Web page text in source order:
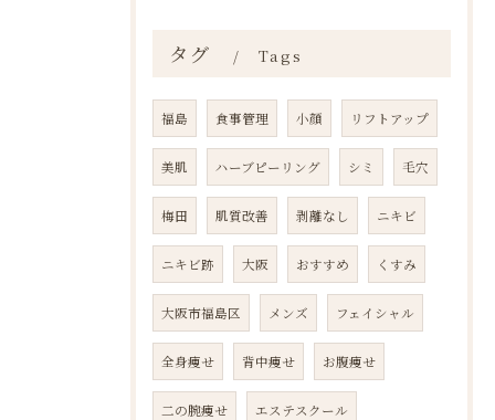
タグ Tags
福島 食事管理 小顔 リフトアップ
美肌 ハーブピーリング シミ 毛穴
梅田 肌質改善 剥離なし ニキビ
ニキビ跡 大阪 おすすめ くすみ
大阪市福島区 メンズ フェイシャル
全身痩せ 背中痩せ お腹痩せ
二の腕痩せ エステスクール